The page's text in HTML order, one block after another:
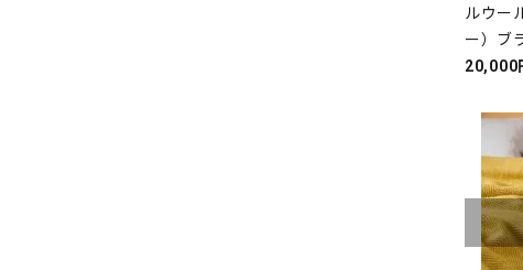
ルウー
ー）ブ
20,000